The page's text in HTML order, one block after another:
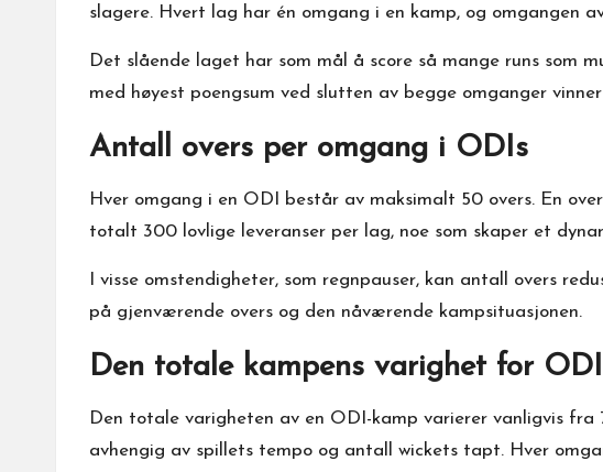
slagere. Hvert lag har én omgang i en kamp, og omgangen
Det slående laget har som mål å score så mange runs som
med høyest poengsum ved slutten av begge omganger
Antall overs per omgang i ODIs
Hver omgang i en ODI består av maksimalt 50 overs. En
totalt 300 lovlige leveranser per lag, noe som skaper et
I visse omstendigheter, som regnpauser, kan antall overs
på gjenværende overs og den nåværende kampsituasjonen.
Den totale kampens varighet for
Den totale varigheten av en ODI-kamp varierer vanligvis
avhengig av spillets tempo og antall wickets tapt. Hver